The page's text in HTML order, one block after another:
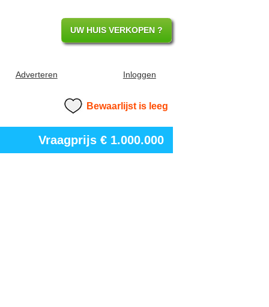
UW HUIS VERKOPEN ?
Adverteren Inloggen
Bewaarlijst is leeg
Vraagprijs € 1.000.000